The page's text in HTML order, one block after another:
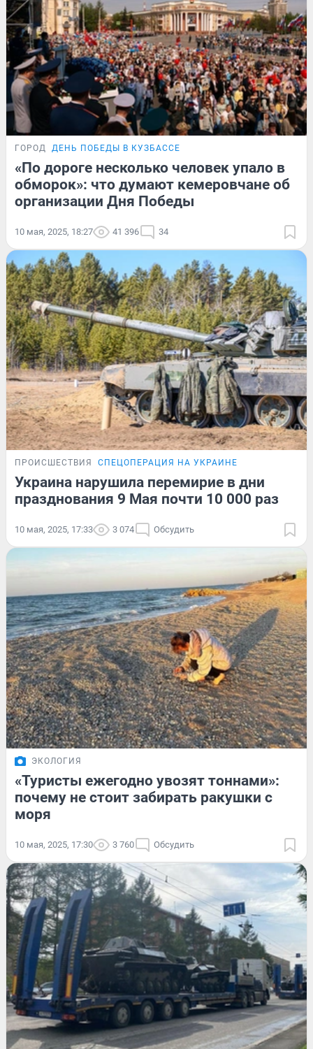
ГОРОД ДЕНЬ ПОБЕДЫ В КУЗБАССЕ
«По дороге несколько человек упало в
обморок»: что думают кемеровчане об
организации Дня Победы
10 мая, 2025, 18:27 41 396 34
ПРОИСШЕСТВИЯ СПЕЦОПЕРАЦИЯ НА УКРАИНЕ
Украина нарушила перемирие в дни
празднования 9 Мая почти 10 000 раз
10 мая, 2025, 17:33 3 074 Обсудить
ЭКОЛОГИЯ
«Туристы ежегодно увозят тоннами»:
почему не стоит забирать ракушки с
моря
10 мая, 2025, 17:30 3 760 Обсудить